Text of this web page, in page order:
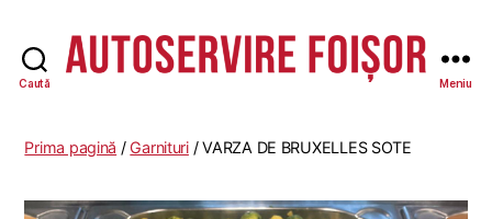
Caută
-
Meniu
Prima pagină /Garnituri/ VARZA DE BRUXELLES SOTE